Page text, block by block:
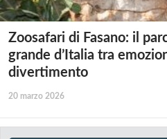
Zoosafari di Fasano: il
grande d’Italia tra
divertimento
20 marzo 2026